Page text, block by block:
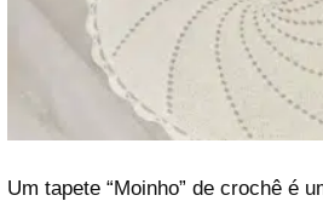
Um tapete “Moinho” de crochê é